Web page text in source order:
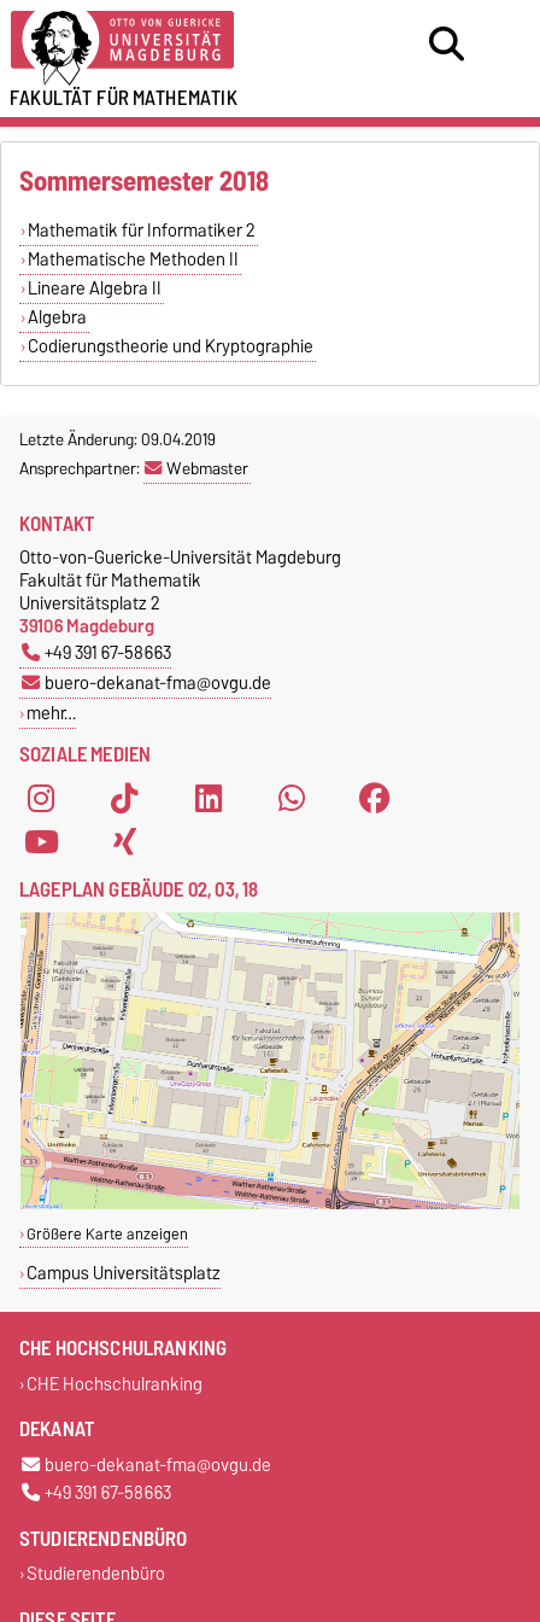
FAKULTÄT FÜRMATHEMATIK
Sommersemester 2018
Mathematik für Informatiker 2
Mathematische Methoden II
Lineare Algebra II
Algebra
Codierungstheorie und Kryptographie
Letzte Änderung: 09.04.2019
Ansprechpartner:
Webmaster
SOZIALE MEDIEN
KONTAKT
Otto-von-Guericke-Universität Magdeburg
Fakultät für Mathematik
Universitätsplatz 2
39106 Magdeburg
+49 391 67-58663
buero-dekanat-fma@ovgu.de
mehr…
LAGEPLAN GEBÄUDE 02, 03, 18
Größere Karte anzeigen
Campus Universitätsplatz
CHE HOCHSCHULRANKING
CHE Hochschulranking
DEKANAT
buero-dekanat-fma@ovgu.de
+49 391 67-58663
STUDIERENDENBÜRO
Studierendenbüro